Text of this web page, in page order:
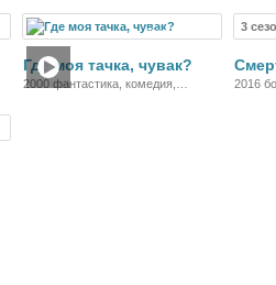
Фильм
Где моя тачка, чувак?
2000 фантастика, комедия,
3
2016